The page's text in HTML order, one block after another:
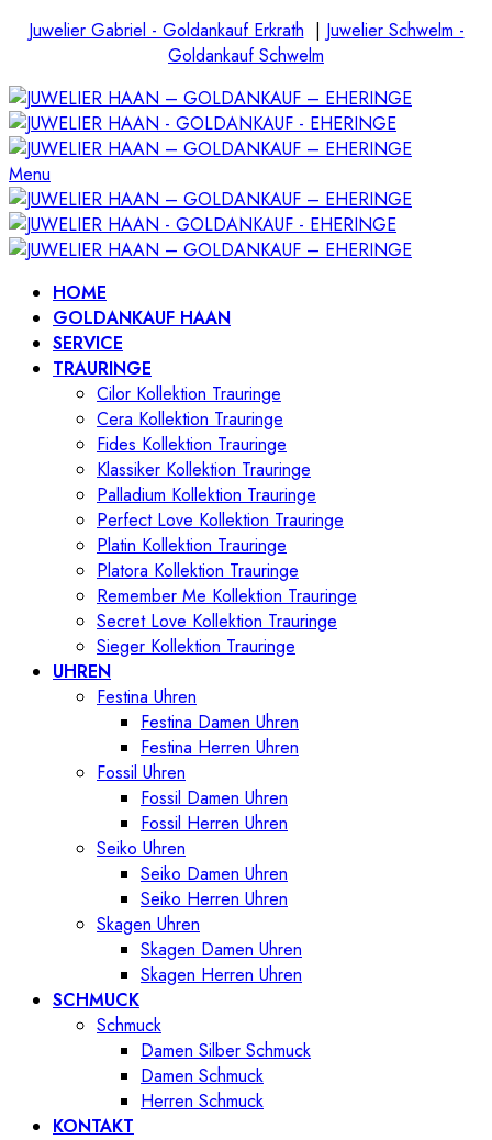
Juwelier Gabriel - Goldankauf Erkrath | Juwelier Schwelm -
Goldankauf Schwelm
Menu
HOME
GOLDANKAUF HAAN
SERVICE
TRAURINGE
Cilor Kollektion Trauringe
Cera Kollektion Trauringe
Fides Kollektion Trauringe
Klassiker Kollektion Trauringe
Palladium Kollektion Trauringe
Perfect Love Kollektion Trauringe
Platin Kollektion Trauringe
Platora Kollektion Trauringe
Remember Me Kollektion Trauringe
Secret Love Kollektion Trauringe
Sieger Kollektion Trauringe
UHREN
Festina Uhren
Festina Damen Uhren
Festina Herren Uhren
Fossil Uhren
Fossil Damen Uhren
Fossil Herren Uhren
Seiko Uhren
Seiko Damen Uhren
Seiko Herren Uhren
Skagen Uhren
Skagen Damen Uhren
Skagen Herren Uhren
SCHMUCK
Schmuck
Damen Silber Schmuck
Damen Schmuck
Herren Schmuck
KONTAKT